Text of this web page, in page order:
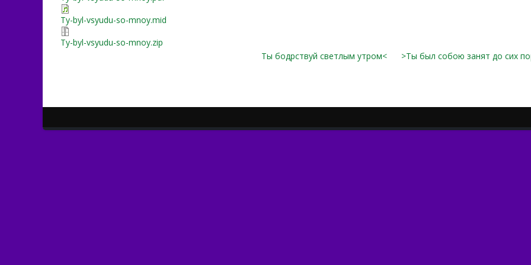
Ty-byl-vsyudu-so-mnoy.mid
Ty-byl-vsyudu-so-mnoy.zip
Ты бодрствуй светлым утром<
>Ты был собою занят до сих